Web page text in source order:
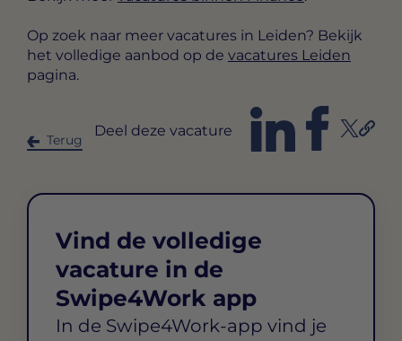
Op zoek naar meer vacatures in Leiden? Bekijk
het volledige aanbod op de vacatures Leiden
pagina.
Terug
Deel deze vacature
Vind de volledige
vacature in de
Swipe4Work app
In de Swipe4Work-app vind je